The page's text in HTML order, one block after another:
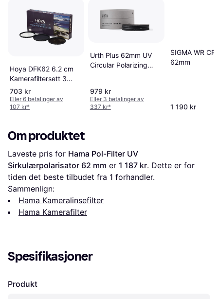
Hoya DFK62 6.2 cm
Kamerafiltersett 3
Stykker
703 kr
Eller 6 betalinger av
107 kr*
Urth Plus 62mm UV
Circular Polarizing
979 kr
Eller 3 betalinger av
337 kr*
SIGMA WR
62mm
1 190 kr
Om produktet
Laveste pris for Hama Pol-Filter UV
Sirkulærpolarisator 62 mm er 1 187 kr. Dette er for
tiden det beste tilbudet fra 1 forhandler.
Sammenlign:
Hama Kameralinsefilter
Hama Kamerafilter
Spesifikasjoner
Produkt